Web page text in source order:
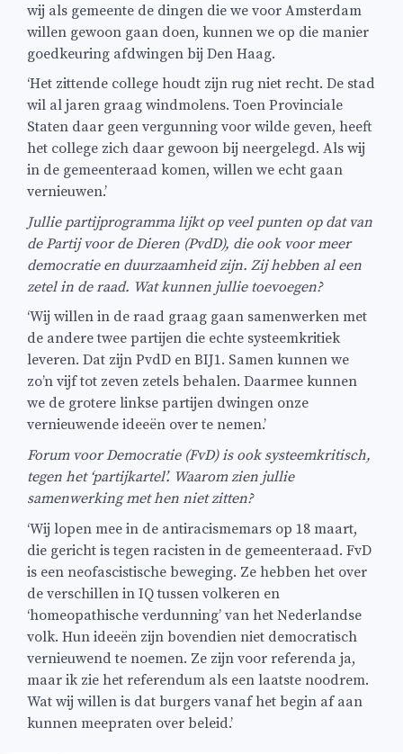
wij als gemeente de dingen die we voor Amsterdam
willen gewoon gaan doen, kunnen we op die manier
goedkeuring afdwingen bij Den Haag.
‘Het zittende college houdt zijn rug niet recht. De stad
wil al jaren graag windmolens. Toen Provinciale
Staten daar geen vergunning voor wilde geven, heeft
het college zich daar gewoon bij neergelegd. Als wij
in de gemeenteraad komen, willen we echt gaan
vernieuwen.’
Jullie partijprogramma lijkt op veel punten op dat van
de Partij voor de Dieren (PvdD), die ook voor meer
democratie en duurzaamheid zijn. Zij hebben al een
zetel in de raad. Wat kunnen jullie toevoegen?
‘Wij willen in de raad graag gaan samenwerken met
de andere twee partijen die echte systeemkritiek
leveren. Dat zijn PvdD en BIJ1. Samen kunnen we
zo’n vijf tot zeven zetels behalen. Daarmee kunnen
we de grotere linkse partijen dwingen onze
vernieuwende ideeën over te nemen.’
Forum voor Democratie (FvD) is ook systeemkritisch,
tegen het ‘partijkartel’. Waarom zien jullie
samenwerking met hen niet zitten?
‘Wij lopen mee in de antiracismemars op 18 maart,
die gericht is tegen racisten in de gemeenteraad. FvD
is een neofascistische beweging. Ze hebben het over
de verschillen in IQ tussen volkeren en
‘homeopathische verdunning’ van het Nederlandse
volk. Hun ideeën zijn bovendien niet democratisch
vernieuwend te noemen. Ze zijn voor referenda ja,
maar ik zie het referendum als een laatste noodrem.
Wat wij willen is dat burgers vanaf het begin af aan
kunnen meepraten over beleid.’